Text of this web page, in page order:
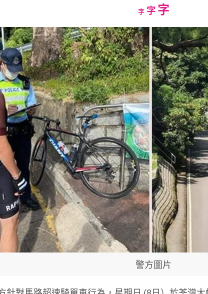
字Decrease
size.
字Reset
size.
字Increase
font
size.
警方圖片